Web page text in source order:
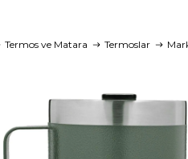
Termos ve Matara Termoslar